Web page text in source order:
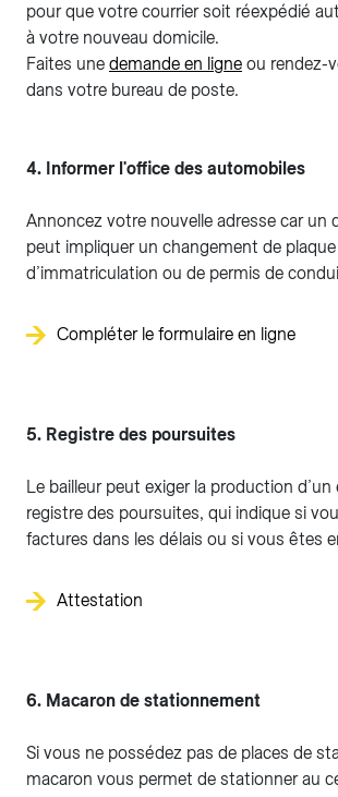
pour que votre courrier soit réexpédié
à votre nouveau domicile.
Faites une demande en ligne ou rendez-
dans votre bureau de poste.
4. Informer l'office des automobiles
Annoncez votre nouvelle adresse car un
peut impliquer un changement de plaque
d’immatriculation ou de permis de
Compléter le formulaire en ligne
5. Registre des poursuites
Le bailleur peut exiger la production
registre des poursuites, qui indique si
factures dans les délais ou si vous êtes
Attestation
6. Macaron de stationnement
Si vous ne possédez pas de places de
macaron vous permet de stationner au